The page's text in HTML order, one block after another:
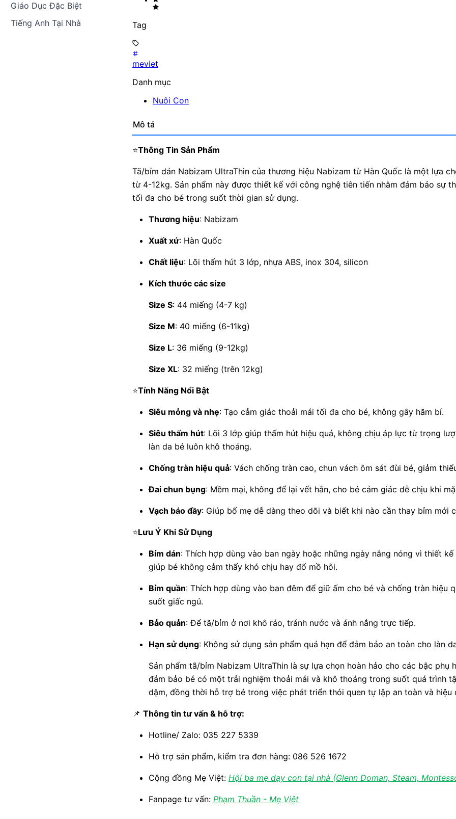
Giáo Dục Đặc Biệt
Tiếng Anh Tại Nhà
Tag
meviet
Danh mục
Nuôi Con
Mô tả
⭐Thông Tin Sản Phẩm
Tã/bỉm dán Nabizam UltraThin của thương hiệu Nabizam từ Hàn Quốc là một lựa
từ 4-12kg. Sản phẩm này được thiết kế với công nghệ tiên tiến nhằm đảm bảo sự
tối đa cho bé trong suốt thời gian sử dụng.
Thương hiệu: Nabizam
Xuất xứ: Hàn Quốc
Chất liệu: Lõi thấm hút 3 lớp, nhựa ABS, inox 304, silicon
Kích thước các size
Size S: 44 miếng (4-7 kg)
Size M: 40 miếng (6-11kg)
Size L: 36 miếng (9-12kg)
Size XL: 32 miếng (trên 12kg)
⭐Tính Năng Nổi Bật
Siêu mỏng và nhẹ: Tạo cảm giác thoải mái tối đa cho bé, không gây hăm bí.
Siêu thấm hút: Lõi 3 lớp giúp thấm hút hiệu quả, không chịu áp lực từ trọng
làn da bé luôn khô thoáng.
Chống tràn hiệu quả: Vách chống tràn cao, chun vách ôm sát đùi bé, giảm
Đai chun bụng: Mềm mại, không để lại vết hằn, cho bé cảm giác dễ chịu khi
Vạch báo đầy: Giúp bố mẹ dễ dàng theo dõi và biết khi nào cần thay bỉm mới
⭐Lưu Ý Khi Sử Dụng
Bỉm dán: Thích hợp dùng vào ban ngày hoặc những ngày nắng nóng vì thiết
giúp bé không cảm thấy khó chịu hay đổ mồ hôi.
Bỉm quần: Thích hợp dùng vào ban đêm để giữ ấm cho bé và chống tràn hiệu
suốt giấc ngủ.
Bảo quản: Để tã/bỉm ở nơi khô ráo, tránh nước và ánh nắng trực tiếp.
Hạn sử dụng: Không sử dụng sản phẩm quá hạn để đảm bảo an toàn cho làn
Sản phẩm tã/bỉm Nabizam UltraThin là sự lựa chọn hoàn hảo cho các bậc phụ
đảm bảo bé có một trải nghiệm thoải mái và khô thoáng trong suốt quá trình
dặm, đồng thời hỗ trợ bé trong việc phát triển thói quen tự lập an toàn và hiệu
📌 Thông tin tư vấn & hỗ trợ:
Hotline/ Zalo: 035 227 5339
Hỗ trợ sản phẩm, kiểm tra đơn hàng: 086 526 1672
Cộng đồng Mẹ Việt: Hội ba mẹ dạy con tại nhà (Glenn Doman, Steam,
Fanpage tư vấn: Phạm Thuần - Mẹ Việt